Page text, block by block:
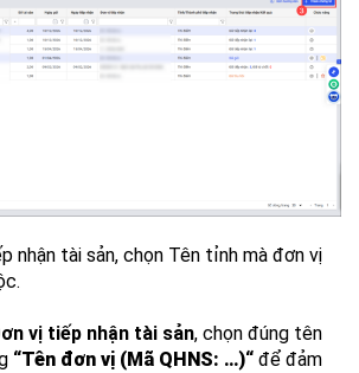
nhận tài sản, chọn Tên tỉnh mà đơn vị
vị tiếp nhận tài sản, chọn đúng tên
“Tên đơn vị (Mã QHNS: …)“ để đảm